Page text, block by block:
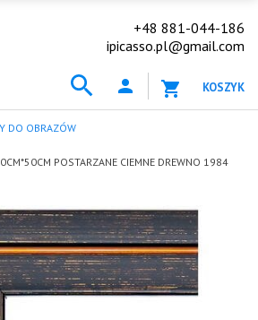
+48 881-044-186
ipicasso.pl@gmail.com
KOSZYK
DO OBRAZÓW
POSTARZANE CIEMNE DREWNO 1984